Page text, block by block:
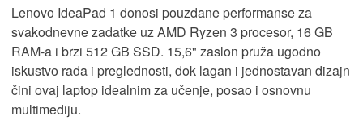
Lenovo IdeaPad 1 donosi pouzdane performanse za
svakodnevne zadatke uz AMD Ryzen 3 procesor, 16 GB
RAM-a i brzi 512 GB SSD. 15,6" zaslon pruža ugodno
iskustvo rada i preglednosti, dok lagan i jednostavan dizajn
čini ovaj laptop idealnim za učenje, posao i osnovnu
multimediju.